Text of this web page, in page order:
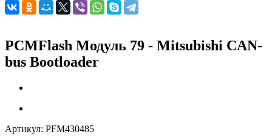
PCMFlash Модуль 79 - Mitsubishi CAN-
bus Bootloader
Артикул: PFM430485